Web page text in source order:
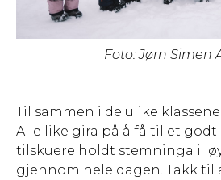
Foto: Jørn Simen
Til sammen i de ulike
Alle like gira på å få til et godt
tilskuere holdt stemninga i
gjennom hele dagen. Takk til